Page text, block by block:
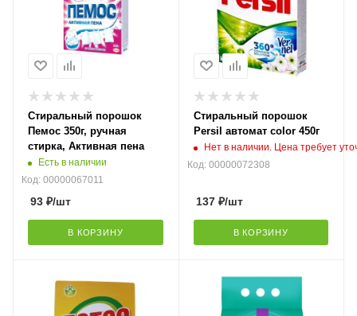
Стиральный порошок
Пемос 350г, ручная
стирка, Активная пена
Есть в наличии
Код: 00000067011
93 ₽/шт
В КОРЗИНУ
Стиральный порошок
Persil автомат color 450г
Нет в наличии. Цена требует
Код: 00000072308
137₽/шт
В КОРЗИНУ